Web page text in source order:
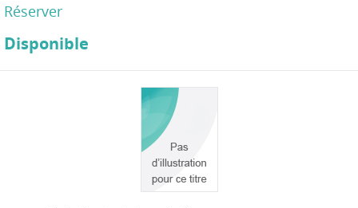
Réserver
Disponible